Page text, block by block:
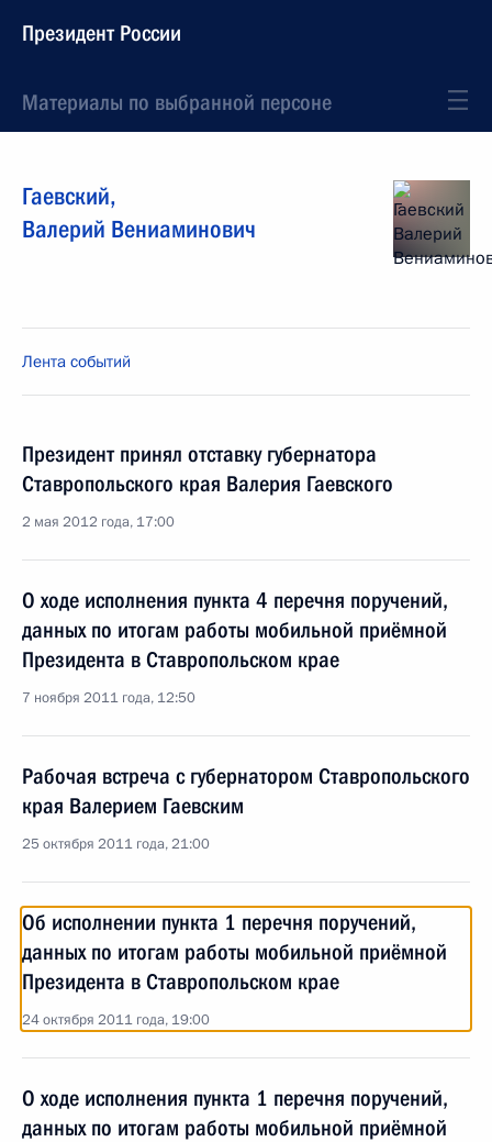
Президент России
Материалы по выбранной персоне
Гаевский,
Валерий Вениаминович
Лента событий
Президент принял отставку губернатора
Ставропольского края Валерия Гаевского
2 мая 2012 года, 17:00
О ходе исполнения пункта 4 перечня поручений,
данных по итогам работы мобильной приёмной
Президента в Ставропольском крае
7 ноября 2011 года, 12:50
Рабочая встреча с губернатором Ставропольского
края Валерием Гаевским
25 октября 2011 года, 21:00
Об исполнении пункта 1 перечня поручений,
данных по итогам работы мобильной приёмной
Президента в Ставропольском крае
24 октября 2011 года, 19:00
О ходе исполнения пункта 1 перечня поручений,
данных по итогам работы мобильной приёмной